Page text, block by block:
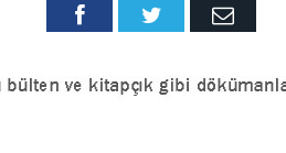
FacebookTwitter Email